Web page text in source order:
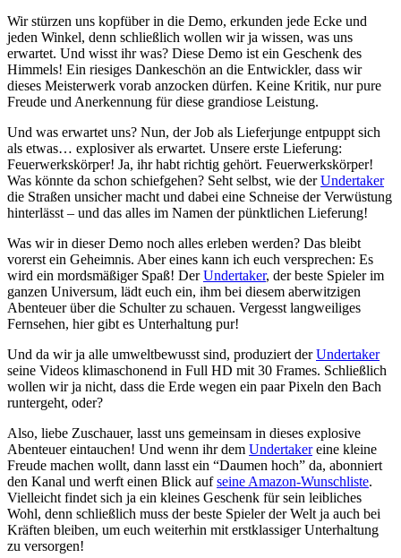
Wir stürzen uns kopfüber in die Demo, erkunden jede Ecke und
jeden Winkel, denn schließlich wollen wir ja wissen, was uns
erwartet. Und wisst ihr was? Diese Demo ist ein Geschenk des
Himmels! Ein riesiges Dankeschön an die Entwickler, dass wir
dieses Meisterwerk vorab anzocken dürfen. Keine Kritik, nur pure
Freude und Anerkennung für diese grandiose Leistung.
Und was erwartet uns? Nun, der Job als Lieferjunge entpuppt sich
als etwas… explosiver als erwartet. Unsere erste Lieferung:
Feuerwerkskörper! Ja, ihr habt richtig gehört. Feuerwerkskörper!
Was könnte da schon schiefgehen? Seht selbst, wie derUndertaker
die Straßen unsicher macht und dabei eine Schneise der Verwüstung
hinterlässt – und das alles im Namen der pünktlichen Lieferung!
Was wir in dieser Demo noch alles erleben werden? Das bleibt
vorerst ein Geheimnis. Aber eines kann ich euch versprechen: Es
wird ein mordsmäßiger Spaß! DerUndertaker, der beste Spieler im
ganzen Universum, lädt euch ein, ihm bei diesem aberwitzigen
Abenteuer über die Schulter zu schauen. Vergesst langweiliges
Fernsehen, hier gibt es Unterhaltung pur!
Und da wir ja alle umweltbewusst sind, produziert derUndertaker
seine Videos klimaschonend in Full HD mit 30 Frames. Schließlich
wollen wir ja nicht, dass die Erde wegen ein paar Pixeln den Bach
runtergeht, oder?
Also, liebe Zuschauer, lasst uns gemeinsam in dieses explosive
Abenteuer eintauchen! Und wenn ihr dem Undertakereine kleine
Freude machen wollt, dann lasst ein “Daumen hoch” da, abonniert
den Kanal und werft einen Blick aufseine Amazon-Wunschliste.
Vielleicht findet sich ja ein kleines Geschenk für sein leibliches
Wohl, denn schließlich muss der beste Spieler der Welt ja auch bei
Kräften bleiben, um euch weiterhin mit erstklassiger Unterhaltung
zu versorgen!